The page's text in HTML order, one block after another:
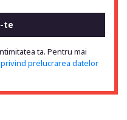
ta. Pentru mai
prelucrarea datelor